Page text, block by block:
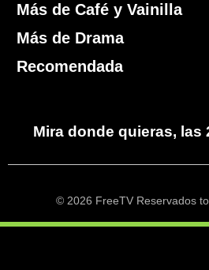
Más de Café y Vainilla
Más de Drama
Recomendada
Mira donde quieras, las
© 2026 FreeTV Reservados